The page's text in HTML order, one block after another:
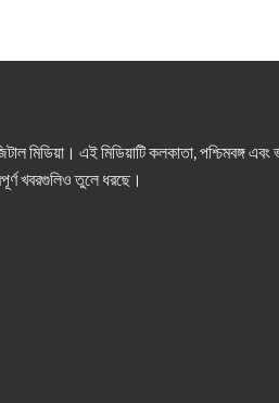
মিডিয়া। এই মিডিয়াটি কলকাতা, পশ্চিমবঙ্গ এবং
খবরগুলিও তুলে ধরছে।